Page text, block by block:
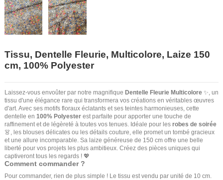
Tissu, Dentelle Fleurie, Multicolore, Laize 150
cm, 100% Polyester
Laissez-vous envoûter par notre magnifique Dentelle Fleurie Multicolore ✨, un
tissu d'une élégance rare qui transformera vos créations en véritables œuvres
d'art. Avec ses motifs floraux éclatants et ses teintes harmonieuses, cette
dentelle en 100% Polyester est parfaite pour apporter une touche de
raffinement et de légèreté à toutes vos tenues. Idéale pour les robes de soirée
👗, les blouses délicates ou les détails couture, elle promet un tombé gracieux
et une allure incomparable. Sa laize généreuse de 150 cm offre une belle
liberté pour vos projets les plus ambitieux. Créez des pièces uniques qui
captiveront tous les regards ! 💖
Comment commander ?
Pour commander, rien de plus simple ! Le tissu est vendu par unité de 10 cm.